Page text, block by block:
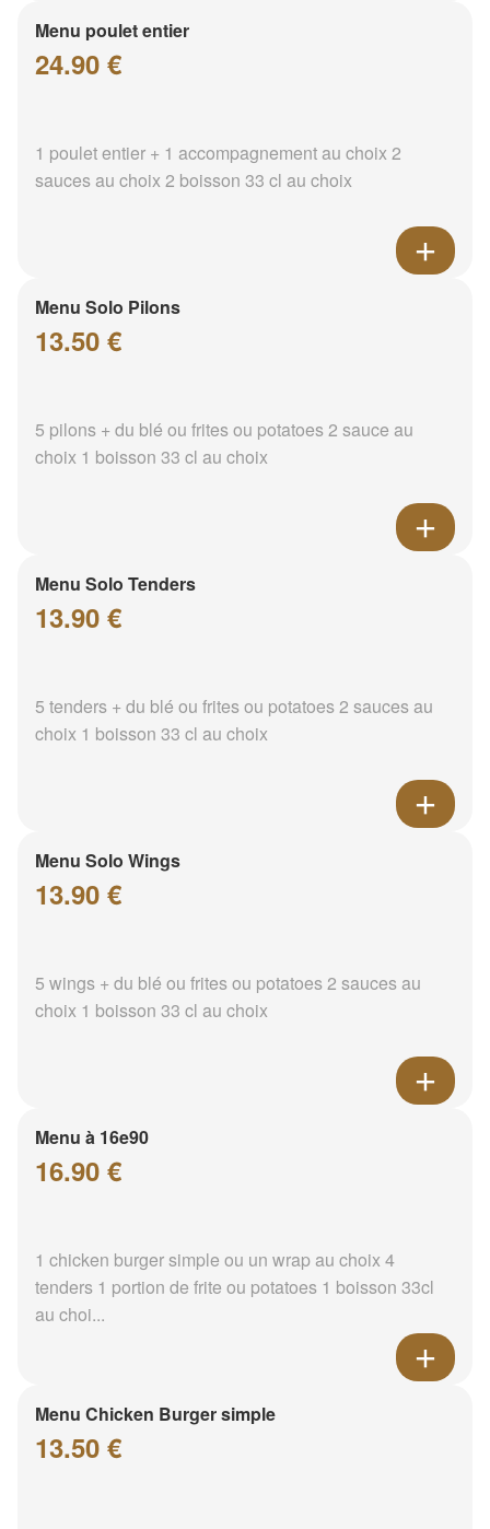
Menu poulet entier
24.90 €
1 poulet entier + 1 accompagnement au choix 2
sauces au choix 2 boisson 33 cl au choix
Menu Solo Pilons
13.50 €
5 pilons + du blé ou frites ou potatoes 2 sauce au
choix 1 boisson 33 cl au choix
Menu Solo Tenders
13.90 €
5 tenders + du blé ou frites ou potatoes 2 sauces au
choix 1 boisson 33 cl au choix
Menu Solo Wings
13.90 €
5 wings + du blé ou frites ou potatoes 2 sauces au
choix 1 boisson 33 cl au choix
Menu à 16e90
16.90 €
1 chicken burger simple ou un wrap au choix 4
tenders 1 portion de frite ou potatoes 1 boisson 33cl
au choi...
Menu Chicken Burger simple
13.50 €